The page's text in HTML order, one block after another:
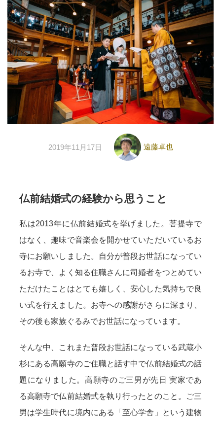
2019年11月17日 遠藤卓也
仏前結婚式の経験から思うこと
私は2013年に仏前結婚式を挙げました。菩提寺で
はなく、趣味で音楽会を開かせていただいているお
寺にお願いしました。自分が普段お世話になってい
るお寺で、よく知る住職さんに司婚者をつとめてい
ただけたことはとても嬉しく、安心した気持ちで良
い式を行えました。お寺への感謝がさらに深まり、
その後も家族ぐるみでお世話になっています。
そんな中、これまた普段お世話になっている武蔵小
杉にある高願寺のご住職と話す中で仏前結婚式の話
題になりました。高願寺のご三男が先日 実家であ
る高願寺で仏前結婚式を執り行ったとのこと。ご三
男は学生時代に境内にある「至心学舎」という建物